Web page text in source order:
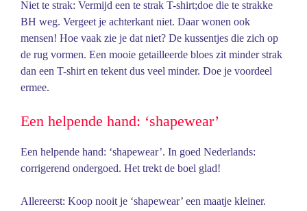
Niet te strak: Vermijd een te strak T-shirt;doe die te strakke
BH weg. Vergeet je achterkant niet. Daar wonen ook
mensen! Hoe vaak zie je dat niet? De kussentjes die zich op
de rug vormen. Een mooie getailleerde bloes zit minder strak
dan een T-shirt en tekent dus veel minder. Doe je voordeel
ermee.
Een helpende hand: ‘shapewear’
Een helpende hand: ‘shapewear’. In goed Nederlands:
corrigerend ondergoed. Het trekt de boel glad!
Allereerst: Koop nooit je ‘shapewear’ een maatje kleiner.